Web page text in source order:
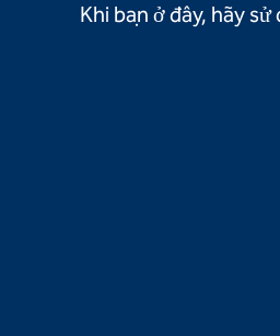
Khi bạn ở đây, hãy